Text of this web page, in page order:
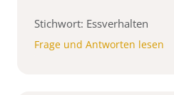
Stichwort: Essverhalten
Frage und Antworten lesen